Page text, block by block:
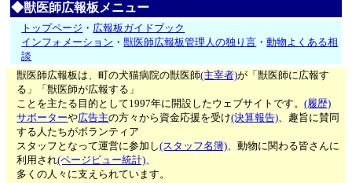
◆獣医師広報板メニュー
トップページ ・ 広報板ガイドブック
インフォメーション ・獣医師広報板管理人の独り言 ・動物よくある相
談
獣医師広報板は、町の犬猫病院の獣医師(主宰者)が「獣医師に広報す
る」「獣医師が広報する」
ことを主たる目的として1997年に開設したウェブサイトです。(履歴)
サポーターや広告主の方々から資金応援を受け(決算報告)、趣旨に賛同
する人たちがボランティア
スタッフとなって運営に参加し(スタッフ名簿)、動物に関わる皆さんに
利用され(ページビュー統計)、
多くの人々に支えられています。